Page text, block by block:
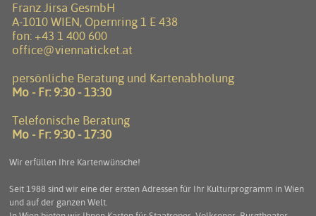
Franz Jirsa GesmbH
A-1010 WIEN, Opernring 1 E 438
fon: +43 1 400 600
office@viennaticket.at
persönliche Beratung und Kartenabholung
Mo - Fr: 9:30 - 13:30
Telefonische Beratung
Mo - Fr: 9:30 - 17:30
Wir erfüllen Ihre Kartenwünsche!
Seit 1988 sind wir eine der ersten Adressen für Ihr Kulturprogramm in Wien
und auf der ganzen Welt.